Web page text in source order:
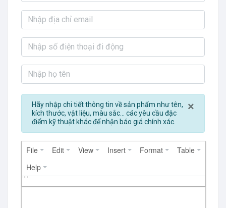
×
Hãy nhập chi tiết thông tin về sản phẩm như tên,
kích thước, vật liệu, màu sắc... các yêu cầu đặc
điểm kỹ thuật khác để nhận báo giá chính xác.
File Edit View Insert Format
Table
Help